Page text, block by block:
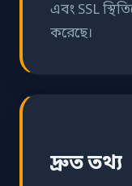
এবং SSL
করেছে।
দ্রুত তথ্য